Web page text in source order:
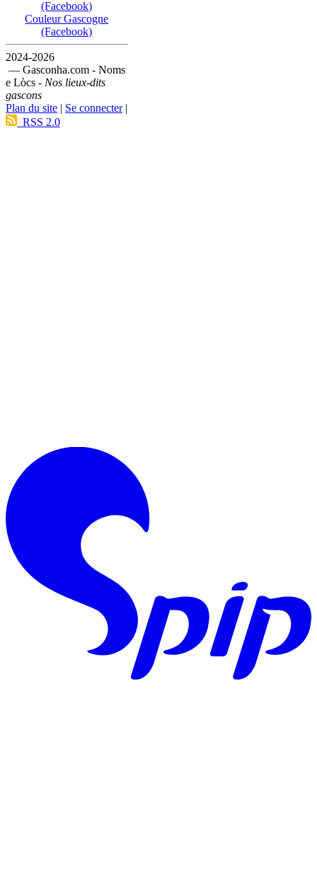
(Facebook)
Couleur Gascogne
(Facebook)
2024-2026
— Gasconha.com - Noms
e Lòcs - Nos lieux-dits
gascons
Plan du site | Se connecter|
RSS 2.0